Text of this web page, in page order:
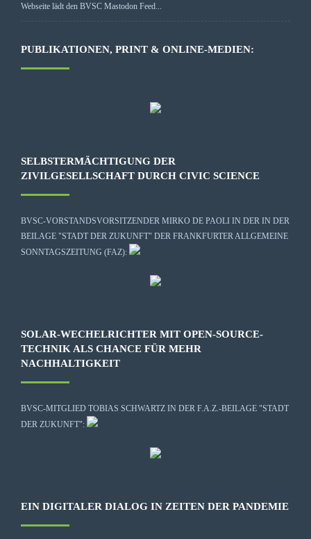
Webseite lädt den BVSC Mastodon Feed...
PUBLIKATIONEN, PRINT & ONLINE-MEDIEN:
SELBSTERMÄCHTIGUNG DER
ZIVILGESELLSCHAFT DURCH CIVIC SCIENCE
BVSC-VORSTANDSVORSITZENDER MIRKO DE PAOLI IN DER IN DER
BEILAGE "STADT DER ZUKUNFT" DER FRANKFURTER ALLGEMEINE
SONNTAGSZEITUNG (FAZ):
SOLAR-WECHELRICHTER MIT OPEN-SOURCE-
TECHNIK ALS CHANCE FÜR MEHR
NACHHALTIGKEIT
BVSC-MITGLIED TOBIAS SCHWARTZ IN DER F.A.Z.-BEILAGE "STADT
DER ZUKUNFT":
EIN DIGITALER DIALOG IN ZEITEN DER PANDEMIE